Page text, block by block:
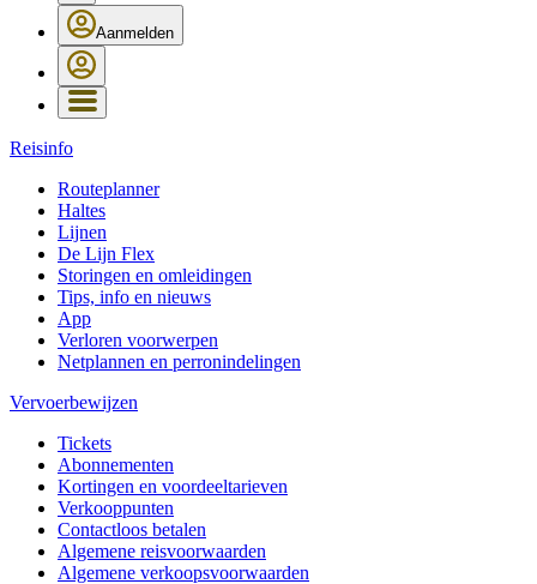
Aanmelden
Reisinfo
Routeplanner
Haltes
Lijnen
De Lijn Flex
Storingen en omleidingen
Tips, info en nieuws
App
Verloren voorwerpen
Netplannen en perronindelingen
Vervoerbewijzen
Tickets
Abonnementen
Kortingen en voordeeltarieven
Verkooppunten
Contactloos betalen
Algemene reisvoorwaarden
Algemene verkoopsvoorwaarden